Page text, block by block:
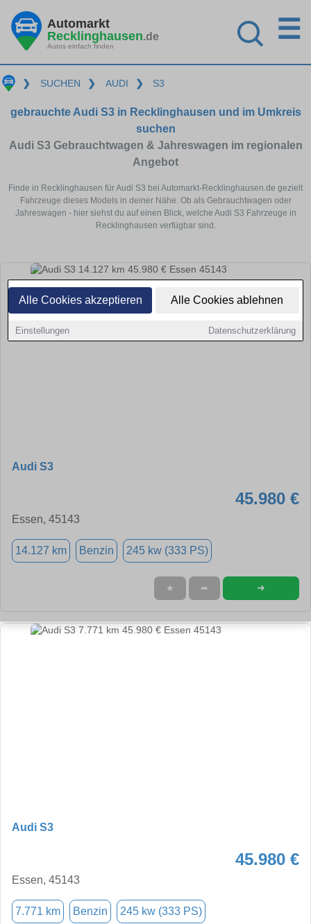
Alle Cookies akzeptieren Alle Cookies ablehnen
Einstellungen Datenschutzerklärung
Automarkt
Recklinghausen.de
Autos einfach finden
☰
❯ SUCHEN ❯ AUDI ❯ S3
gebrauchte Audi S3 in Recklinghausen und im Umkreis
suchen
Audi S3 Gebrauchtwagen & Jahreswagen im regionalen
Angebot
Finde in Recklinghausen für Audi S3 bei Automarkt-Recklinghausen.de gezielt
Fahrzeuge dieses Models in deiner Nähe. Ob als Gebrauchtwagen oder
Jahreswagen - hier siehst du auf einen Blick, welche Audi S3 Fahrzeuge in
Recklinghausen verfügbar sind.
Audi S3
45.980 €
Essen, 45143
14.127 km Benzin 245 kw (333 PS)
★ ➦ ➜
Audi S3
45.980 €
Essen, 45143
7.771 km Benzin 245 kw (333 PS)